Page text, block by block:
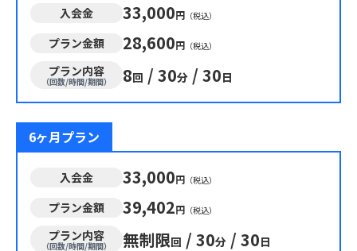
入会金 33,000円 （税込）
プラン金額 28,600円 （税込）
プラン内容
（回数/時間/期間） 8回 / 30分 / 30日
6ヶ月プラン
入会金 33,000円 （税込）
プラン金額 39,402円 （税込）
プラン内容
（回数/時間/期間） 無制限回 / 30分 / 30日